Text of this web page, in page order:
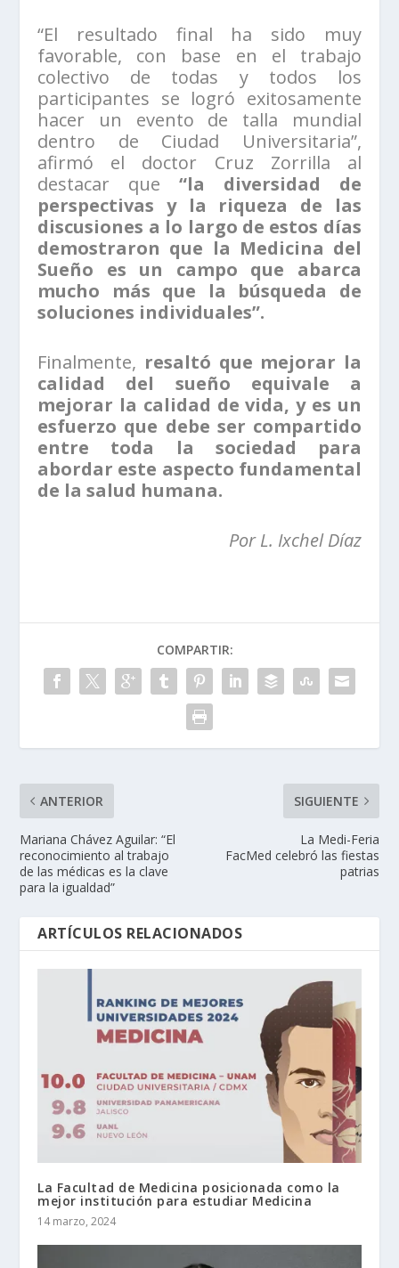
“El resultado final ha sido muy
favorable, con base en el trabajo
colectivo de todas y todos los
participantes se logró exitosamente
hacer un evento de talla mundial
dentro de Ciudad Universitaria”,
afirmó el doctor Cruz Zorrilla al
destacar que “la diversidad de
perspectivas y la riqueza de las
discusiones a lo largo de estos días
demostraron que la Medicina del
Sueño es un campo que abarca
mucho más que la búsqueda de
soluciones individuales”.
Finalmente, resaltó que mejorar la
calidad del sueño equivale a
mejorar la calidad de vida, y es un
esfuerzo que debe ser compartido
entre toda la sociedad para
abordar este aspecto fundamental
de la salud humana.
Por L. Ixchel Díaz
COMPARTIR:
ANTERIOR
Mariana Chávez Aguilar: “El
reconocimiento al trabajo
de las médicas es la clave
para la igualdad”
SIGUIENTE
La Medi-Feria
FacMed celebró las fiestas
patrias
ARTÍCULOS RELACIONADOS
La Facultad de Medicina posicionada como la
mejor institución para estudiar Medicina
14 marzo, 2024